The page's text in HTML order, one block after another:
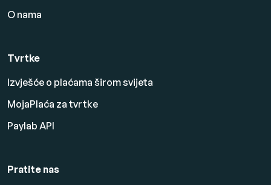
O nama
Tvrtke
Izvješće o plaćama širom svijeta
MojaPlaća za tvrtke
Paylab API
Pratite nas